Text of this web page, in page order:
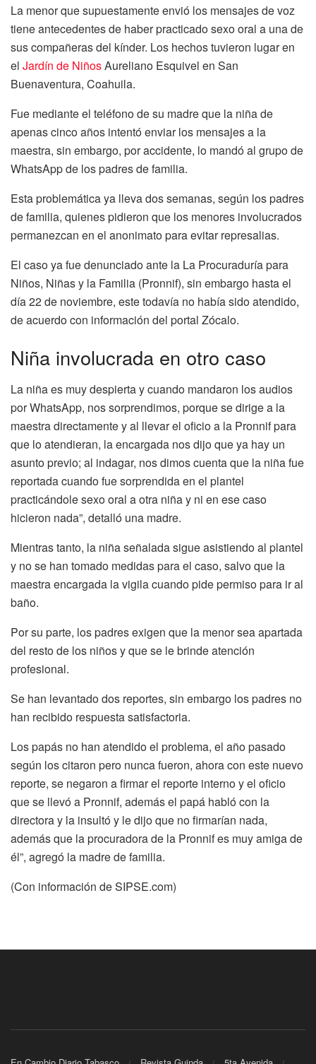
La menor que supuestamente envió los mensajes de voz
tiene antecedentes de haber practicado sexo oral a una de
sus compañeras del kínder. Los hechos tuvieron lugar en
el Jardín de NiñosAureliano Esquivel en San
Buenaventura, Coahuila.
Fue mediante el teléfono de su madre que la niña de
apenas cinco años intentó enviar los mensajes a la
maestra, sin embargo, por accidente, lo mandó al grupo de
WhatsApp de los padres de familia.
Esta problemática ya lleva dos semanas, según los padres
de familia, quienes pidieron que los menores involucrados
permanezcan en el anonimato para evitar represalias.
El caso ya fue denunciado ante la La Procuraduría para
Niños, Niñas y la Familia (Pronnif), sin embargo hasta el
día 22 de noviembre, este todavía no había sido atendido,
de acuerdo con información del portal Zócalo.
Niña involucrada en otro caso
La niña es muy despierta y cuando mandaron los audios
por WhatsApp, nos sorprendimos, porque se dirige a la
maestra directamente y al llevar el oficio a la Pronnif para
que lo atendieran, la encargada nos dijo que ya hay un
asunto previo; al indagar, nos dimos cuenta que la niña fue
reportada cuando fue sorprendida en el plantel
practicándole sexo oral a otra niña y ni en ese caso
hicieron nada”, detalló una madre.
Mientras tanto, la niña señalada sigue asistiendo al plantel
y no se han tomado medidas para el caso, salvo que la
maestra encargada la vigila cuando pide permiso para ir al
baño.
Por su parte, los padres exigen que la menor sea apartada
del resto de los niños y que se le brinde atención
profesional.
Se han levantado dos reportes, sin embargo los padres no
han recibido respuesta satisfactoria.
Los papás no han atendido el problema, el año pasado
según los citaron pero nunca fueron, ahora con este nuevo
reporte, se negaron a firmar el reporte interno y el oficio
que se llevó a Pronnif, además el papá habló con la
directora y la insultó y le dijo que no firmarían nada,
además que la procuradora de la Pronnif es muy amiga de
él”, agregó la madre de familia.
(Con información de SIPSE.com)